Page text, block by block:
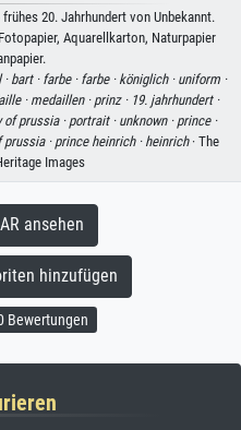
20. Jahrhundert von Unbekannt.
Aquarellkarton, Naturpapier
· bart · farbe · farbe · königlich · uniform ·
·medaillen · prinz · 19. jahrhundert ·
of prussia ·portrait · unknown · prince ·
prussia ·prince heinrich · heinrich· The
Images
ansehen
hinzufügen
Bewertungen